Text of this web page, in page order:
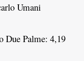
Umani
Due Palme: 4,19